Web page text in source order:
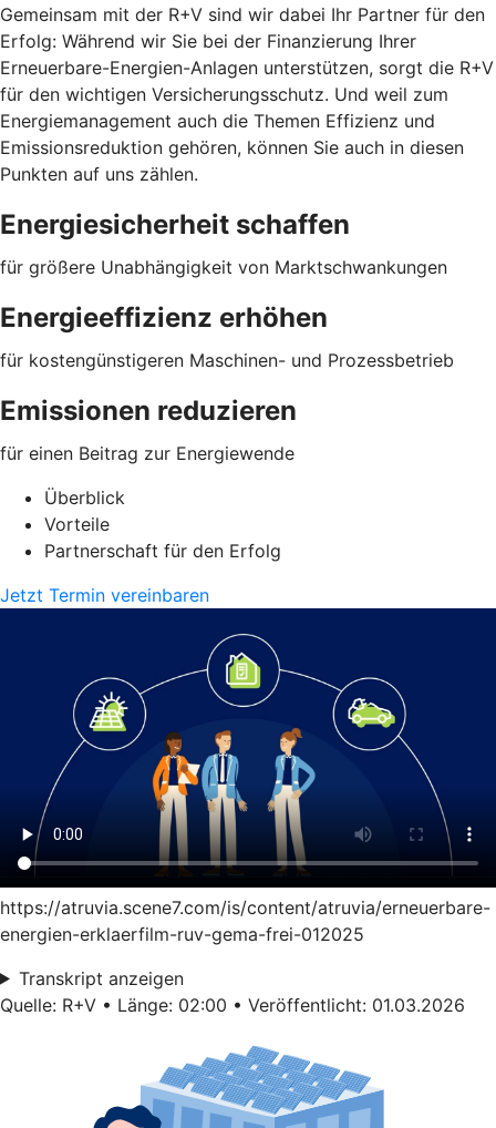
Gemeinsam mit der R+V sind wir dabei Ihr Partner für den
Erfolg: Während wir Sie bei der Finanzierung Ihrer
Erneuerbare-Energien-Anlagen unterstützen, sorgt die R+V
für den wichtigen Versicherungsschutz. Und weil zum
Energiemanagement auch die Themen Effizienz und
Emissionsreduktion gehören, können Sie auch in diesen
Punkten auf uns zählen.
Energiesicherheit schaffen
für größere Unabhängigkeit von Marktschwankungen
Energieeffizienz erhöhen
für kostengünstigeren Maschinen- und Prozessbetrieb
Emissionen reduzieren
für einen Beitrag zur Energiewende
Überblick
Vorteile
Partnerschaft für den Erfolg
Jetzt Termin vereinbaren
https://atruvia.scene7.com/is/content/atruvia/erneuerbare-
energien-erklaerfilm-ruv-gema-frei-012025
Transkript anzeigen
Quelle: R+V • Länge: 02:00 • Veröffentlicht: 01.03.2026